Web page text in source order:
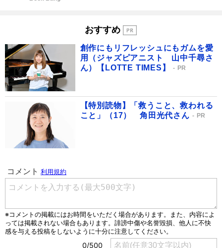
おすすめ
創作にもリフレッシュにもガムを愛
用（ジャズピアニスト 山中千尋さ
ん）【LOTTE TIMES】
PR
【特別読物】「救うこと、救われる
こと」（17） 角田光代さん
PR